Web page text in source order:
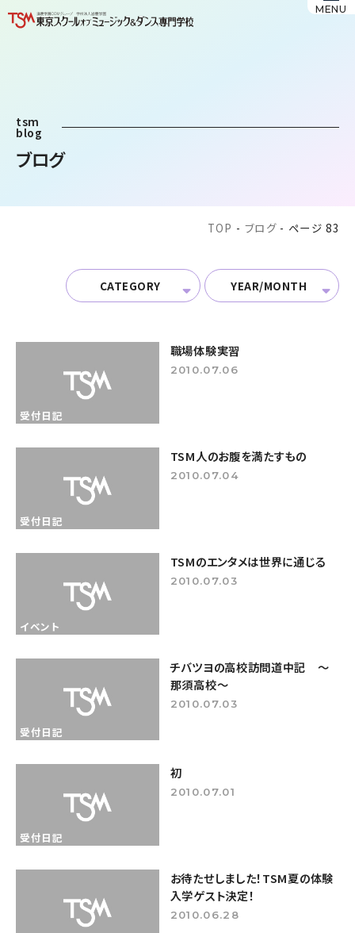
MENU
tsm
blog
ブログ
TOP - ブログ- ページ 83
CATEGORY YEAR/MONTH
受付日記
職場体験実習
2010.07.06
受付日記
TSM人のお腹を満たすもの
2010.07.04
イベント
TSMのエンタメは世界に通じる
2010.07.03
受付日記
チバツヨの高校訪問道中記 ～
那須高校～
2010.07.03
受付日記
初
2010.07.01
お待たせしました！TSM夏の体験
入学ゲスト決定！
2010.06.28